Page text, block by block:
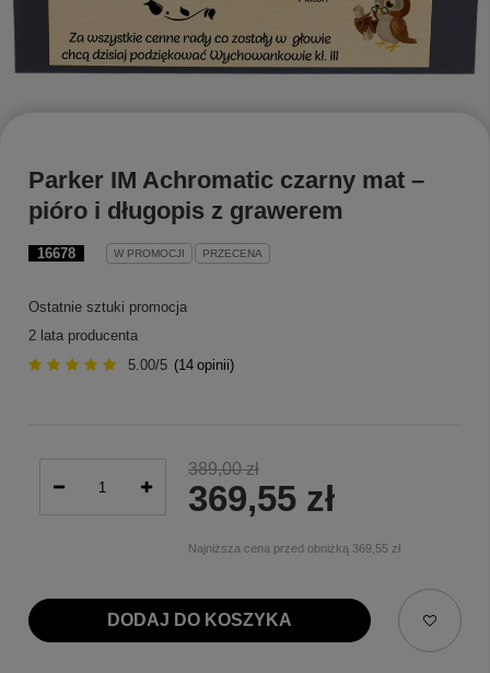
16678 W PROMOCJI PRZECENA
Parker IM Achromatic czarny mat –
pióro i długopis z grawerem
Ostatnie sztuki promocja
2 lata producenta
5.00/5 (14 opinii)
389,00 zł
369,55 zł
Najniższa cena przed obniżką 369,55 zł
DODAJ DO KOSZYKA